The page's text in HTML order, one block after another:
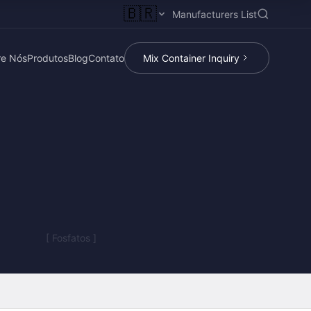
🇧🇷 Manufacturers List
NósProdutosBlogContato Mix Container Inquiry
[ Fosfatos ]